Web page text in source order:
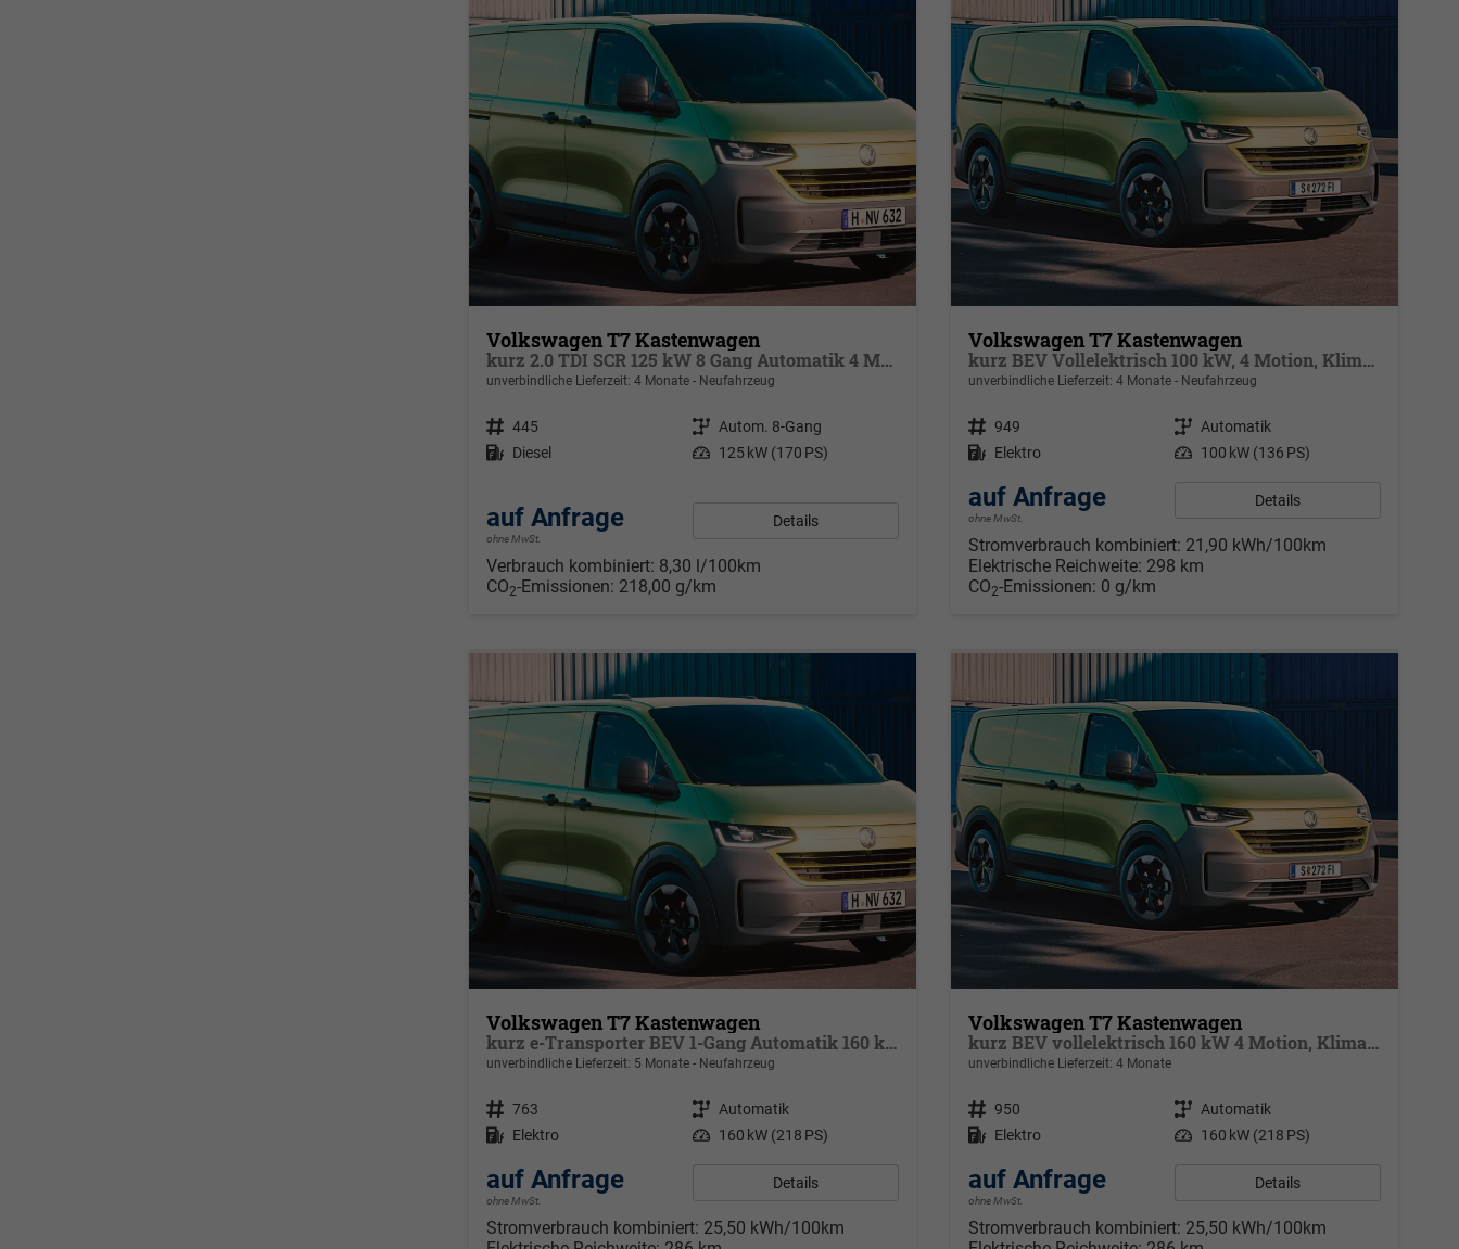
Volkswagen T7 Kastenwagen
kurz 2.0 TDI SCR 125 kW 8 Gang Automatik 4 Motion, Klima, 70 L Tank, Außenspiegel elektrisch klappbar, Fahrerassistenzpaket
unverbindliche Lieferzeit: 4 Monate Neufahrzeug
Fahrzeugnr. 445 Getriebe Autom. 8-Gang
Kraftstoff Diesel Leistung 125 kW (170 PS)
auf Anfrage
ohne MwSt.
Details
Verbrauch kombiniert: 8,30 l/100km
CO2-Emissionen: 218,00 g/km
Volkswagen T7 Kastenwagen
kurz BEV Vollelektrisch 100 kW, 4 Motion, Klimaautomatik für 1 Zone, Außenspiegel elektrisch klappbar, Batterie 70 kWh netto
unverbindliche Lieferzeit: 4 Monate Neufahrzeug
Fahrzeugnr. 949 Getriebe Automatik
Kraftstoff Elektro Leistung 100 kW (136 PS)
auf Anfrage
ohne MwSt.
Details
Stromverbrauch kombiniert: 21,90 kWh/100km
Elektrische Reichweite: 298 km
CO2-Emissionen: 0 g/km
Volkswagen T7 Kastenwagen
kurz e-Transporter BEV 1-Gang Automatik 160 kW, Klimaautomatik für 1 Zone, Außenspiegel elektr. klappbar, Ladekabel 5 m Mode 3 Typ 2 31 A mit Tasche
unverbindliche Lieferzeit: 5 Monate Neufahrzeug
Fahrzeugnr. 763 Getriebe Automatik
Kraftstoff Elektro Leistung 160 kW (218 PS)
auf Anfrage
ohne MwSt.
Details
Stromverbrauch kombiniert: 25,50 kWh/100km
Volkswagen T7 Kastenwagen
kurz BEV vollelektrisch 160 kW 4 Motion, Klimaautomatik für 1 Zone, Außenspiegel elektrisch klappbar, Batterie 70 kWh netto
unverbindliche Lieferzeit: 4 Monate
Fahrzeugnr. 950 Getriebe Automatik
Kraftstoff Elektro Leistung 160 kW (218 PS)
auf Anfrage
ohne MwSt.
Details
Stromverbrauch kombiniert: 25,50 kWh/100km